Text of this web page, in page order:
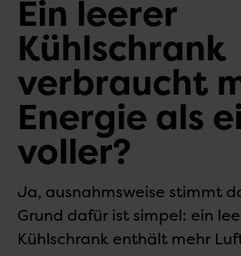
Ein leerer
Kühlschrank
verbraucht
Energie als
voller?
Ja, ausnahmsweise stimmt
Grund dafür ist simpel: ein
Kühlschrank enthält mehr